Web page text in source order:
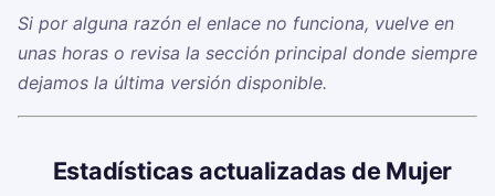
Si por alguna razón el enlace no funciona, vuelve en
unas horas o revisa la sección principal donde siempre
dejamos la última versión disponible.
Estadísticas actualizadas de Mujer